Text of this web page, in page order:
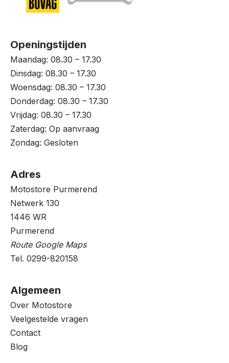
Openingstijden
Maandag: 08.30 – 17.30
Dinsdag: 08.30 – 17.30
Woensdag: 08.30 – 17.30
Donderdag: 08.30 – 17.30
Vrijdag: 08.30 – 17.30
Zaterdag: Op aanvraag
Zondag: Gesloten
Adres
Motostore Purmerend
Netwerk 130
1446 WR
Purmerend
Route Google Maps
Tel. 0299-820158
Algemeen
Over Motostore
Veelgestelde vragen
Contact
Blog